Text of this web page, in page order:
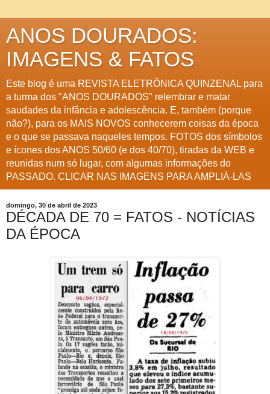
ANOS DOURADOS:
IMAGENS & FATOS
Este blog é uma REVISTA ELETRÔNICA QUINZENAL para
a turma dos "ANOS DOURADOS" relembrar e matar
saudades da infância e adolescência. E, também (porque
não?), para os MAIS NOVOS conhecerem coisas da época
e o que se passava naqueles tempos. FOTOS dos símbolos
e ícones dos ANOS 50/60 (e dos 40/70), tiradas da WEB e
reunidas num só lugar, com algumas informações do
PASSADO. CLICAR NAS IMAGENS PARA AMPLIÁ-LAS
domingo, 30 de abril de 2023
DÉCADA DE 70 = FATOS - NOTÍCIAS
DA ÉPOCA